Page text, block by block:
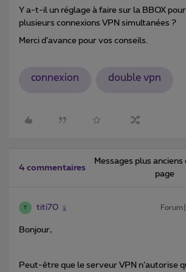
Y a-t-il un réglage à faire sur la BBOX
plusieurs connexions VPN simultanées ?
Merci d’avance pour vos conseils.
connexion double vpn
4 commentaires
Messages plus
page
T titi70
Bonjour,
Peut-être que le serveur VPN n’autorise